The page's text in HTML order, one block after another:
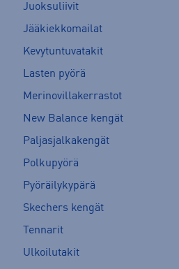
Juoksuliivit
Jääkiekkomailat
Kevytuntuvatakit
Lasten pyörä
Merinovillakerrastot
New Balance kengät
Paljasjalkakengät
Polkupyörä
Pyöräilykypärä
Skechers kengät
Tennarit
Ulkoilutakit